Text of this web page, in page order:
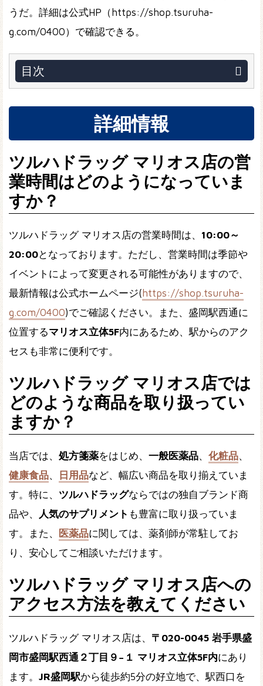
うだ。詳細は公式HP（https://shop.tsuruha-
g.com/0400）で確認できる。
目次
詳細情報
ツルハドラッグ マリオス店の営
業時間はどのようになっていま
すか？
ツルハドラッグ マリオス店の営業時間は、 10:00～
20:00となっております。ただし、営業時間は季節や
イベントによって変更される可能性がありますので、
最新情報は公式ホームページ( https://shop.tsuruha-
g.com/0400)でご確認ください。また、盛岡駅西通に
位置するマリオス立体5F内にあるため、駅からのアク
セスも非常に便利です。
ツルハドラッグ マリオス店では
どのような商品を取り扱ってい
ますか？
当店では、 処方箋薬をはじめ、 一般医薬品、 化粧品、
健康食品、 日用品など、幅広い商品を取り揃えていま
す。特に、 ツルハドラッグならではの独自ブランド商
品や、 人気のサプリメント も豊富に取り扱っていま
す。また、
医薬品に関しては、薬剤師が常駐してお
り、安心してご相談いただけます。
ツルハドラッグ マリオス店への
アクセス方法を教えてください
ツルハドラッグ マリオス店は、 〒020-0045 岩手県盛
岡市盛岡駅西通２丁目９−１ マリオス立体5F内にあり
ます。 JR盛岡駅から徒歩約5分の好立地で、駅西口を